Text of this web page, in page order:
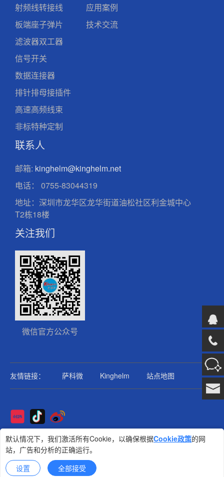
射频线转接线
板端座子弹片
滤波器双工器
信号开关
数据连接器
排针排母接插件
高速高频线束
非标特种定制
应用案例
技术交流
联系人
邮箱: kinghelm@kinghelm.net
电话：
0755-83044319
地址：深圳市龙华区龙华街道油松社区利金城中心
T2栋18楼
关注我们
微信官方公众号
友情链接： 萨科微 Kinghelm 站点地图
Copyright@2025版权所有
金航标
技术支持: 集群科技
设置 全部接受
默认情况下，我们激活所有Cookie，以确保根据Cookie政策的网
站，广告和分析的正确运行。